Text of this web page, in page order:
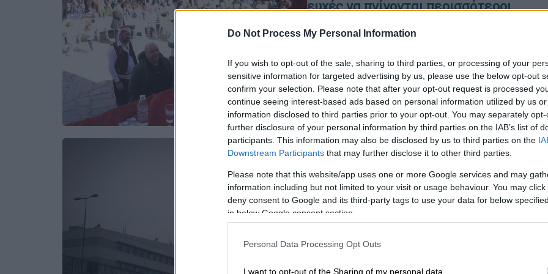
Do Not Process My Personal Information
If you wish to opt-out of the sale, sharing to third parties, or processing of your
sensitive information for targeted advertising by us, please use the below opt-out
confirm your selection. Please note that after your opt-out request is processed
continue seeing interest-based ads based on personal information utilized by us
information disclosed to third parties prior to your opt-out. You may separately
further disclosure of your personal information by third parties on the IAB’s list of
participants. This information may also be disclosed by us to third parties on the
Downstream Participants that may further disclose it to other third parties.
Please note that this website/app uses one or more Google services and may
information including but not limited to your visit or usage behaviour. You may
deny consent to Google and its third-party tags to use your data for below
in below Google consent section.
Personal Data Processing Opt Outs
I want to opt-out of the Sharing of my personal data.
ευχές να πνίγονται περισσότεροι
Μόλις λίγες μέρες μετά τον θάνατο
15 προσφύγων και μεταναστών στη
Χίο, κάποιοι επέλεξαν να κάνουν
λίγο... χαβαλέ, λέγοντας πως «έπρεπε
να πνιγούνε όλοι»
Παραιτήθηκε ο διοικητής της ΥΠΑ
μετά το μπλακ άουτ στο FIR -
Ποιος αναλαμβάνει
παραίτηση του Γιώργου Σαουνάτσου
ζήτησε ο υπουργός Μεταφορών